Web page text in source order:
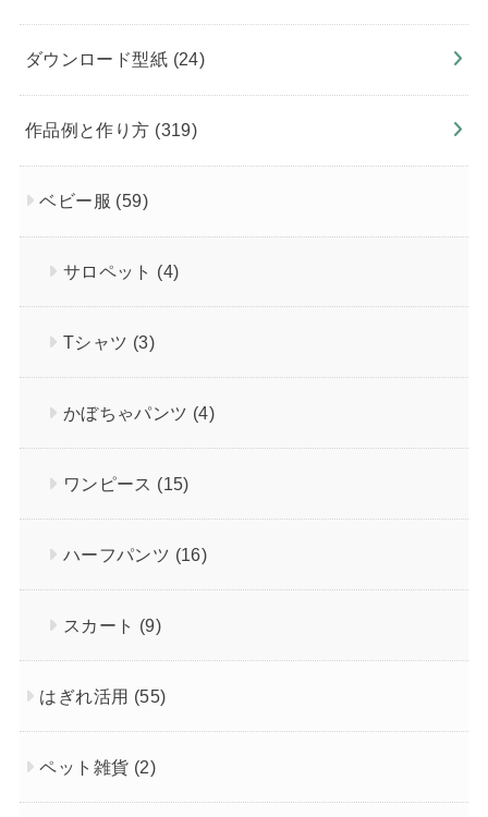
ダウンロード型紙 (24)
作品例と作り方 (319)
ベビー服 (59)
サロペット (4)
Tシャツ (3)
かぼちゃパンツ (4)
ワンピース (15)
ハーフパンツ (16)
スカート (9)
はぎれ活用 (55)
ペット雑貨 (2)